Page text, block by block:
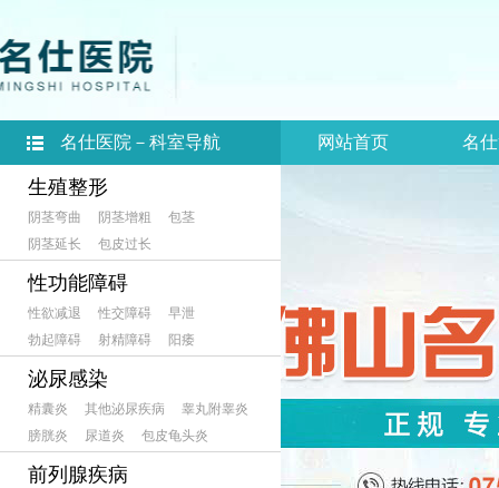
生殖整形
阴茎弯曲 阴茎增粗
包茎
阴茎延长
包皮过长
性功能障碍
性欲减退 性交障碍
早泄
勃起障碍
射精障碍 阳痿
泌尿感染
精囊炎 其他泌尿疾病
睾丸附睾炎
膀胱炎
尿道炎 包皮龟头炎
前列腺疾病
名仕医院－科室导航 网站首页 名